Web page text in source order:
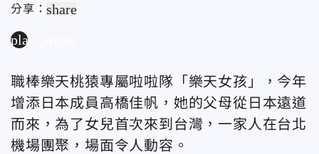
分享：share
play_arrow
職棒樂天桃猿專屬啦啦隊「樂天女孩」，今年
增添日本成員高橋佳帆，她的父母從日本遠道
而來，為了女兒首次來到台灣，一家人在台北
機場團聚，場面令人動容。